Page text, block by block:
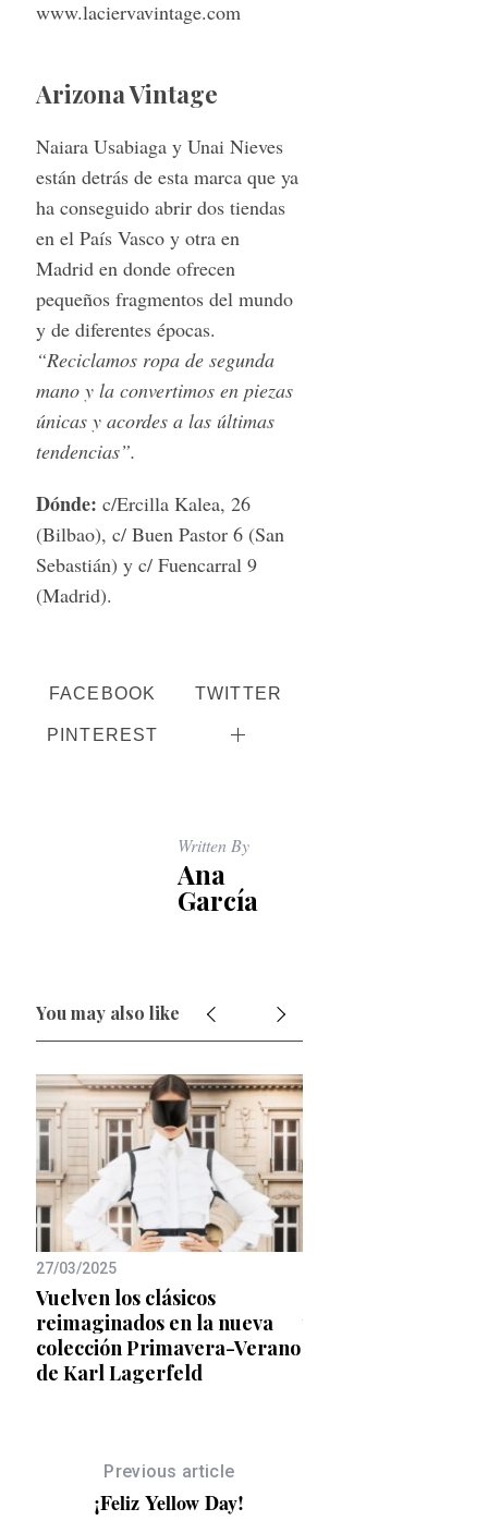
www.laciervavintage.com
Arizona Vintage
Naiara Usabiaga y Unai Nieves
están detrás de esta marca que ya
ha conseguido abrir dos tiendas
en el País Vasco y otra en
Madrid en donde ofrecen
pequeños fragmentos del mundo
y de diferentes épocas.
“Reciclamos ropa de segunda
mano y la convertimos en piezas
únicas y acordes a las últimas
tendencias”.
Dónde: c/Ercilla Kalea, 26
(Bilbao), c/ Buen Pastor 6 (San
Sebastián) y c/ Fuencarral 9
(Madrid).
FACEBOOK TWITTER
PINTEREST
Written By
Ana
García
You may also like
27/03/2025
Vuelven los clásicos
reimaginados en la nueva
colección Primavera-Verano
de Karl Lagerfeld
tercera jornada
Previous article
¡Feliz Yellow Day!
r